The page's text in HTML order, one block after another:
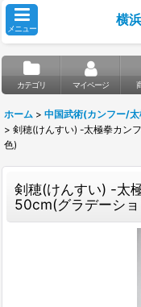
メニュー
横
カテゴリ マイページ
ホーム > 中国武術(カンフー/
> 剣穂(けんすい) -太極拳カン
色)
剣穂(けんすい) -太
50cm(グラデーシ